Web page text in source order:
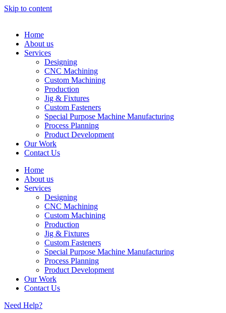
Skip to content
Home
About us
Services
Designing
CNC Machining
Custom Machining
Production
Jig & Fixtures
Custom Fasteners
Special Purpose Machine Manufacturing
Process Planning
Product Development
Our Work
Contact Us
Home
About us
Services
Designing
CNC Machining
Custom Machining
Production
Jig & Fixtures
Custom Fasteners
Special Purpose Machine Manufacturing
Process Planning
Product Development
Our Work
Contact Us
Need Help?